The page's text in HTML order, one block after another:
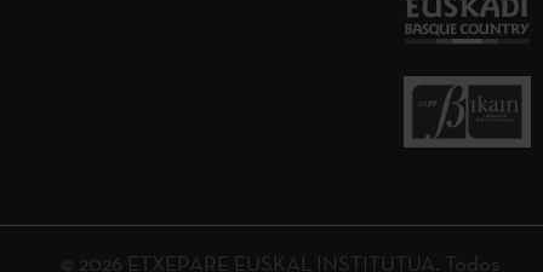
© 2026 ETXEPARE EUSKAL INSTITUTUA. Todos